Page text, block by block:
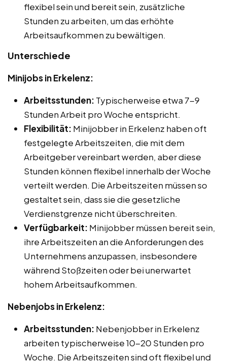
flexibel sein und bereit sein, zusätzliche
Stunden zu arbeiten, um das erhöhte
Arbeitsaufkommen zu bewältigen.
Unterschiede
Minijobs in Erkelenz:
Arbeitsstunden: Typischerweise etwa 7-9
Stunden Arbeit pro Woche entspricht.
Flexibilität: Minijobber in Erkelenz haben oft
festgelegte Arbeitszeiten, die mit dem
Arbeitgeber vereinbart werden, aber diese
Stunden können flexibel innerhalb der Woche
verteilt werden. Die Arbeitszeiten müssen so
gestaltet sein, dass sie die gesetzliche
Verdienstgrenze nicht überschreiten.
Verfügbarkeit: Minijobber müssen bereit sein,
ihre Arbeitszeiten an die Anforderungen des
Unternehmens anzupassen, insbesondere
während Stoßzeiten oder bei unerwartet
hohem Arbeitsaufkommen.
Nebenjobs in Erkelenz:
Arbeitsstunden: Nebenjobber in Erkelenz
arbeiten typischerweise 10-20 Stunden pro
Woche. Die Arbeitszeiten sind oft flexibel und